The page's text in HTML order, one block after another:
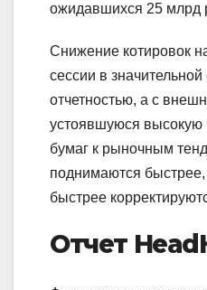
ожидавшихся 25 млрд
Снижение котировок
сессии в
отчетностью, а с
устоявшуюся высокую
бумаг к рыночным
поднимаются
быстрее
Отчет